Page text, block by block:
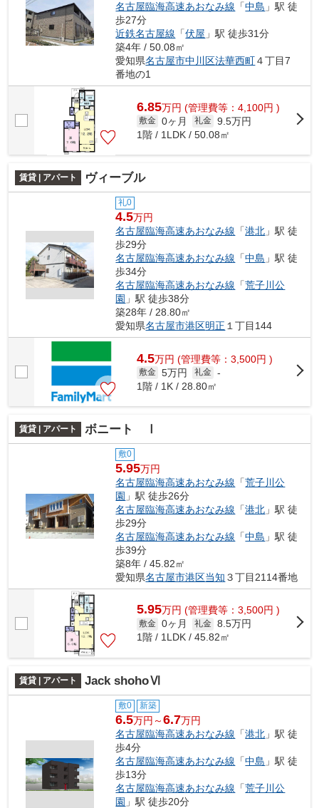
名古屋臨海高速あおなみ線 「中島 」駅 徒
歩27分
近鉄名古屋線 「伏屋 」駅 徒歩31分
築4年 / 50.08㎡
愛知県名古屋市中川区法華西町４丁目7
番地の1
6.85万円 (管理費等：4,100円 )
敷金 0ヶ月 礼金 9.5万円
1階 / 1LDK / 50.08㎡
賃貸 | アパート ヴィーブル
礼0
4.5万円
名古屋臨海高速あおなみ線 「港北 」駅 徒
歩29分
名古屋臨海高速あおなみ線 「中島 」駅 徒
歩34分
名古屋臨海高速あおなみ線 「荒子川公
園 」駅 徒歩38分
築28年 / 28.80㎡
愛知県名古屋市港区明正 １丁目144
4.5万円 (管理費等：3,500円 )
敷金 5万円 礼金 -
1階 / 1K / 28.80㎡
賃貸 | アパート ボニート Ⅰ
敷0
5.95万円
名古屋臨海高速あおなみ線 「荒子川公
園 」駅 徒歩26分
名古屋臨海高速あおなみ線 「港北 」駅 徒
歩29分
名古屋臨海高速あおなみ線 「中島 」駅 徒
歩39分
築8年 / 45.82㎡
愛知県名古屋市港区当知 ３丁目2114番地
5.95万円 (管理費等：3,500円 )
敷金 0ヶ月 礼金 8.5万円
1階 / 1LDK / 45.82㎡
賃貸 | アパート Jack shohoⅥ
敷0 新築
6.5万円～6.7万円
名古屋臨海高速あおなみ線 「港北 」駅 徒
歩4分
名古屋臨海高速あおなみ線 「中島 」駅 徒
歩13分
名古屋臨海高速あおなみ線 「荒子川公
園 」駅 徒歩20分